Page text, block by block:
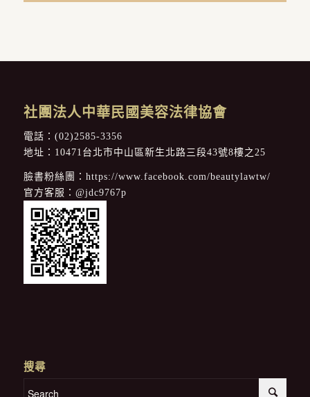
社團法人中華民國美容法律協會
電話： (02)2585-3356
地址：10471台北市中山區新生北路三段43號8樓之25
臉書粉絲團： https://www.facebook.com/beautylawtw/
官方客服： @jdc9767p
搜尋